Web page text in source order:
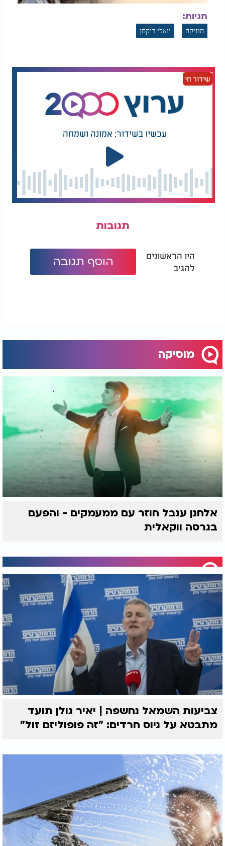
תגיות:
מוזיקה יואלי דיקמן
שידור חי
עכשיו בשידור: אמונה ושמחה
תגובות
היו הראשונים
להגיב
הוסף תגובה
מוסיקה
אלחנן ענבל חוזר עם ממעמקים - והפעם
בגרסה ווקאלית
צביעות השמאל נחשפה | יאיר גולן תועד
מתבטא על גיוס חרדים: "זה פופוליזם זול"